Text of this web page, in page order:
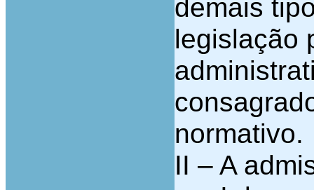
demais
legislação
normativo.
II – A